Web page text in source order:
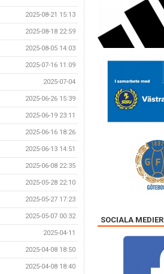
2025-08-21 15:13
2025-08-18 22:59
2025-08-05 14:03
2025-07-16 11:09
2025-07-04
2025-06-26 15:39
2025-06-19 23:11
2025-06-16 18:26
2025-06-13 14:51
2025-06-08 22:35
2025-05-28 22:10
2025-05-27 17:23
2025-05-07 00:32
2025-04-11
2025-04-08 18:50
2025-04-08 18:40
SOCIALA MEDIER